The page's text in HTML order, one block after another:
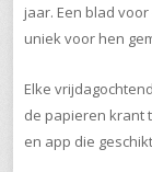
jaar. Een blad
uniek voor hen
Elke
de papieren krant
en app die